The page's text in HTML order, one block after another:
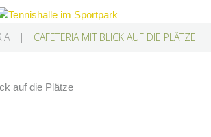
CAFETERIA MIT BLICK AUF DIE PLÄTZE